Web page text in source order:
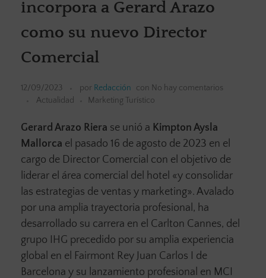
incorpora a Gerard Arazo
como su nuevo Director
Comercial
12/09/2023 por Redacción con No hay comentarios
Actualidad
Marketing Turístico
Gerard Arazo Riera se unió a Kimpton Aysla
Mallorca el pasado 16 de agosto de 2023 en el
cargo de Director Comercial con el objetivo de
liderar el área comercial del hotel «y consolidar
las estrategias de ventas y marketing». Avalado
por una amplia trayectoria profesional, ha
desarrollado su carrera en el Carlton Cannes, del
grupo IHG precedido por su amplia experiencia
global en el Fairmont Rey Juan Carlos I de
Barcelona y su lanzamiento profesional en MCI